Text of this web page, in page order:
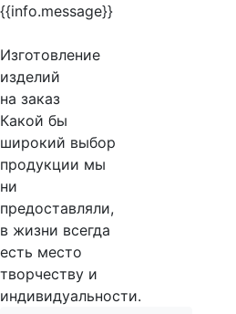
{{info.message}}
Изготовление
изделий
на заказ
Какой бы
широкий выбор
продукции мы
ни
предоставляли,
в жизни всегда
есть место
творчеству и
индивидуальности.